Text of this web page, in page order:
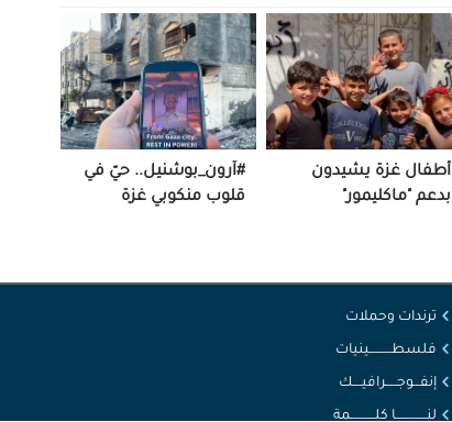
أطفال غزة يشيدون
بدعم "ماكليمور"
#آرون_بوشنيل.. حيّ في
قلوب منكوبي غزة
ترندات وحملات
فلسطــــــــــينيات
إنفـــوجـــــرافيــــك
لنــــــــــــــا كلـــــــــــمة